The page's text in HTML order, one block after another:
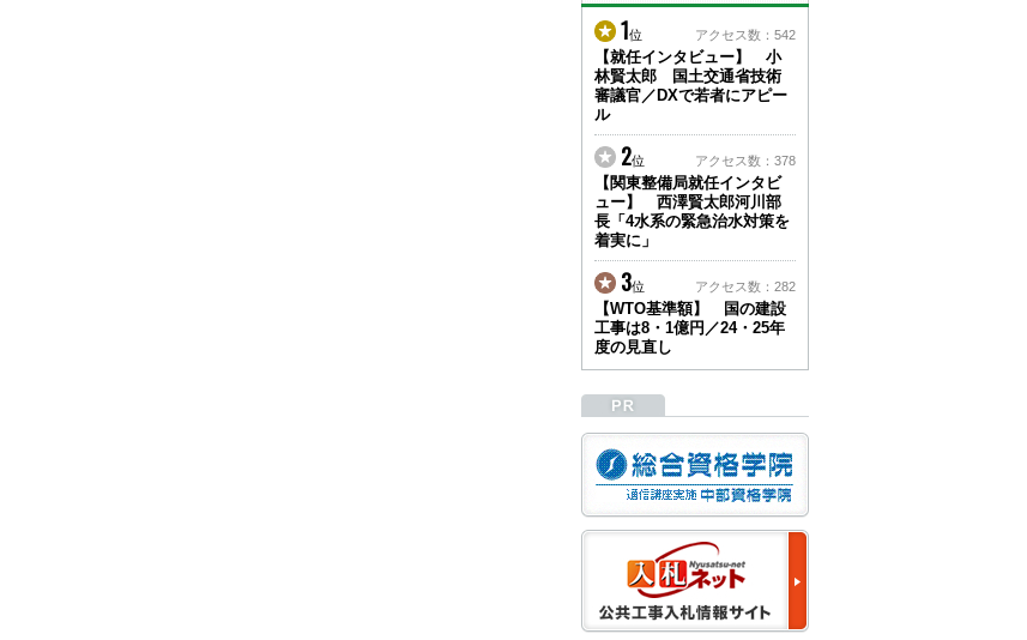
2026/04/23
●ゴールデンウィークに
伴う情報更新停止のお知
らせ(05/02～05/10)●
ユーザー各位
建設資料館をご利用いた
だき、誠に有難うござい
ます。
下記の期間につきまし
て、弊社休業のため情報
更新を停止させていただ
きます。
【期間】５月２日(土)～
５月１０日(日)
上記の期間、情報の更新
がされませんので、ご了
い申し上げます。
から通常通り運営いたし
ます。
2025/12/22
●年末年始に伴う情報更
新停止のお知らせ●
建設資料館をご利用いた
だき、誠に有難うござい
ます。
1位 アクセス数：542
【就任インタビュー】 小
林賢太郎 国土交通省技術
審議官／DXで若者にアピー
ル
2位 アクセス数：378
【関東整備局就任インタビ
ュー】 西澤賢太郎河川部
長「4水系の緊急治水対策を
着実に」
3位 アクセス数：282
【WTO基準額】 国の建設
工事は8・1億円／24・25年
度の見直し